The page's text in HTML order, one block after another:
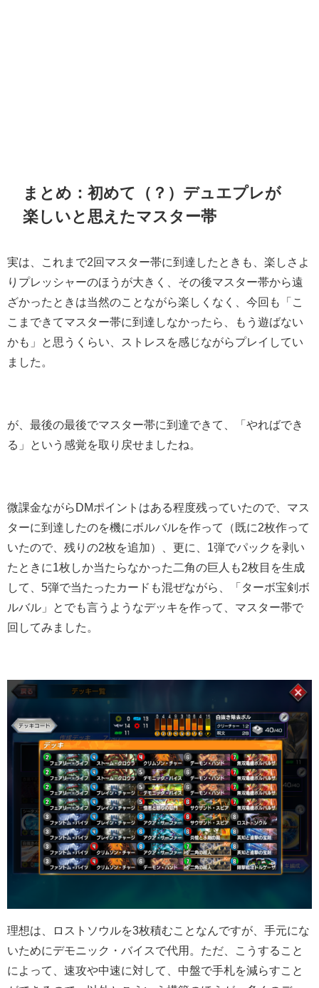
まとめ：初めて（？）デュエプレが
楽しいと思えたマスター帯
実は、これまで2回マスター帯に到達したときも、楽しさよ
りプレッシャーのほうが大きく、その後マスター帯から遠
ざかったときは当然のことながら楽しくなく、今回も「こ
こまできてマスター帯に到達しなかったら、もう遊ばない
かも」と思うくらい、ストレスを感じながらプレイしてい
ました。
が、最後の最後でマスター帯に到達できて、「やればでき
る」という感覚を取り戻せましたね。
微課金ながらDMポイントはある程度残っていたので、マス
ターに到達したのを機にボルバルを作って（既に2枚作って
いたので、残りの2枚を追加）、更に、1弾でパックを剥い
たときに1枚しか当たらなかった二角の巨人も2枚目を生成
して、5弾で当たったカードも混ぜながら、「ターボ宝剣ボ
ルバル」とでも言うようなデッキを作って、マスター帯で
回してみました。
理想は、ロストソウルを3枚積むことなんですが、手元にな
いためにデモニック・バイスで代用。ただ、こうすること
によって、速攻や中速に対して、中盤で手札を減らすこと